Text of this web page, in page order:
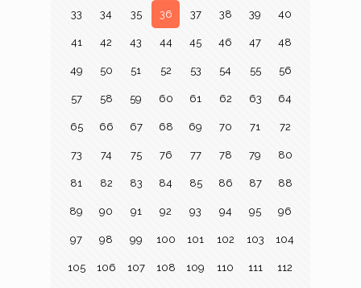
33 34 35 36 37 38 39 40
41 42 43 44 45 46 47 48
49 50 51 52 53 54 55 56
57 58 59 60 61 62 63 64
65 66 67 68 69 70 71 72
73 74 75 76 77 78 79 80
81 82 83 84 85 86 87 88
89 90 91 92 93 94 95 96
97 98 99 100 101 102 103 104
105 106 107 108 109 110 111 112